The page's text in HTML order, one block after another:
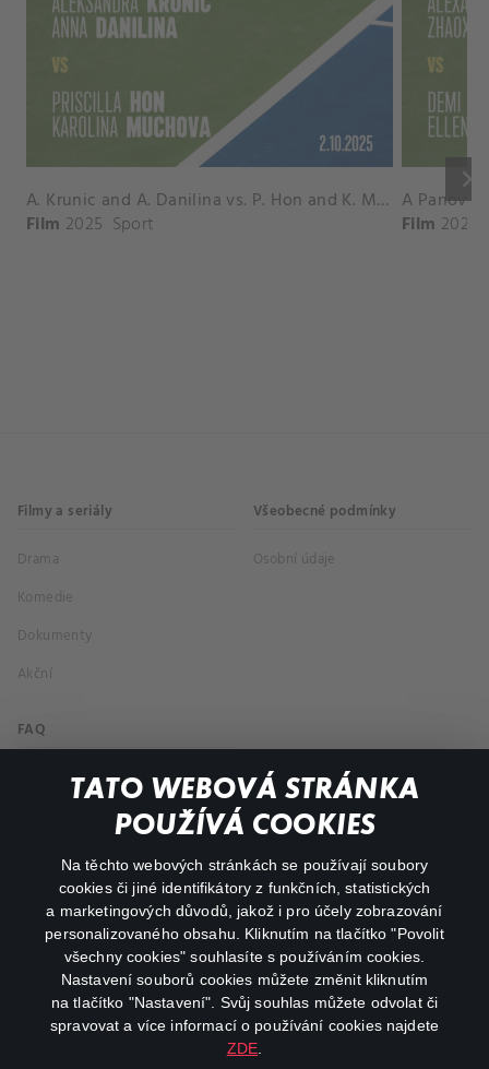
TATO WEBOVÁ STRÁNKA
POUŽÍVÁ COOKIES
Na těchto webových stránkách se používají soubory
cookies či jiné identifikátory z funkčních, statistických
a marketingových důvodů, jakož i pro účely zobrazování
personalizovaného obsahu. Kliknutím na tlačítko "Povolit
všechny cookies" souhlasíte s používáním cookies.
Nastavení souborů cookies můžete změnit kliknutím
na tlačítko "Nastavení". Svůj souhlas můžete odvolat či
spravovat a více informací o používání cookies najdete
ZDE
keyboard_arrow_right
A. Krunic and A. Danilina vs. P. Hon and K. Muchova Match Highlights - BEIJING_Capital Group Diamond ( October 02, 2025)
Film 2025 Sport Film 2026
Filmy a seriály
Drama
Komedie
Dokumenty
Akční
Všeobecné podmínky
Osobní údaje
FAQ
Můj účet
Důležité odkazy
facebookinstagram
youtube